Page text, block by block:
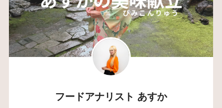
フードアナリスト あすか